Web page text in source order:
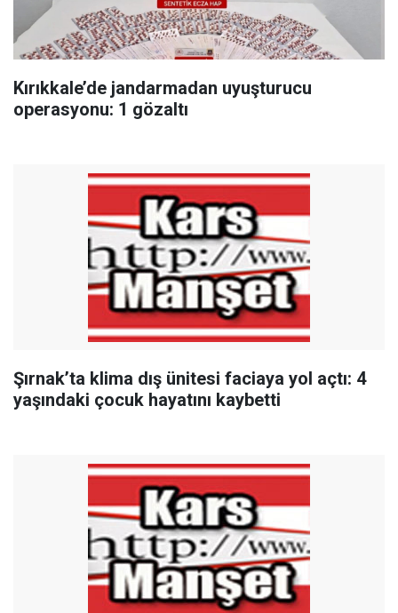
Kırıkkale’de jandarmadan uyuşturucu
operasyonu: 1 gözaltı
Şırnak’ta klima dış ünitesi faciaya yol açtı: 4
yaşındaki çocuk hayatını kaybetti